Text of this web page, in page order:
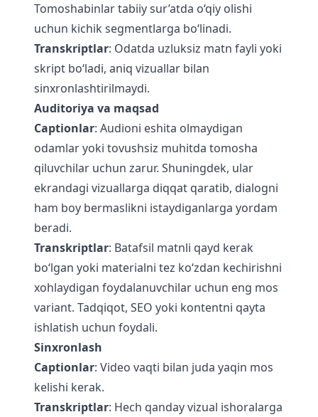
Tomoshabinlar tabiiy sur’atda o‘qiy olishi
uchun kichik segmentlarga bo‘linadi.
Transkriptlar: Odatda uzluksiz matn fayli yoki
skript bo‘ladi, aniq vizuallar bilan
sinxronlashtirilmaydi.
Auditoriya va maqsad
Captionlar: Audioni eshita olmaydigan
odamlar yoki tovushsiz muhitda tomosha
qiluvchilar uchun zarur. Shuningdek, ular
ekrandagi vizuallarga diqqat qaratib, dialogni
ham boy bermaslikni istaydiganlarga yordam
beradi.
Transkriptlar: Batafsil matnli qayd kerak
bo‘lgan yoki materialni tez ko‘zdan kechirishni
xohlaydigan foydalanuvchilar uchun eng mos
variant. Tadqiqot, SEO yoki kontentni qayta
ishlatish uchun foydali.
Sinxronlash
Captionlar: Video vaqti bilan juda yaqin mos
kelishi kerak.
Transkriptlar: Hech qanday vizual ishoralarga